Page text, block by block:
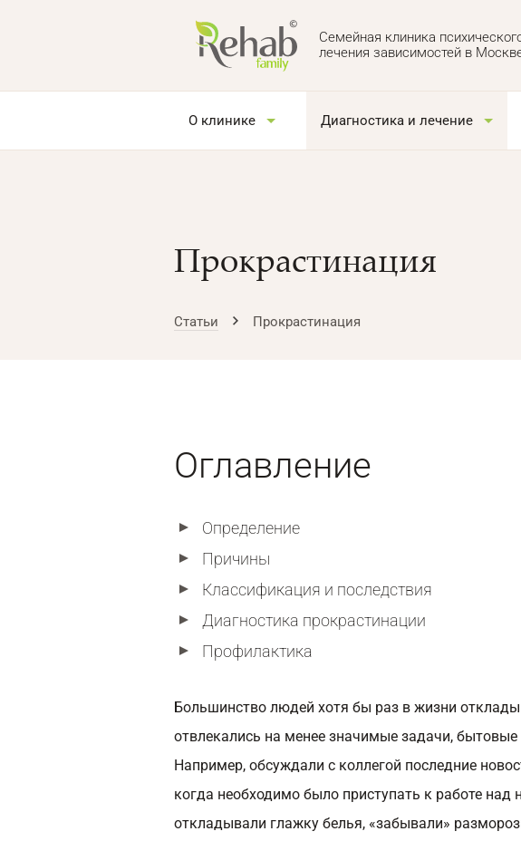
Семейная клиника
лечения зависимостей в
О клинике Диагностика и лечение
Прокрастинация
Статьи Прокрастинация
Оглавление
Определение
Причины
Классификация и последствия
Диагностика прокрастинации
Профилактика
Большинство людей хотя бы раз в жизни
отвлекались на менее значимые задачи,
Например, обсуждали с коллегой последние
когда необходимо было приступать к работе
откладывали глажку белья, «забывали»